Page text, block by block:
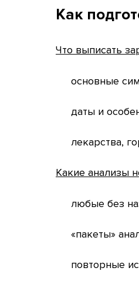
Как
Что выписать
основные
даты и
лекарства,
Какие анализы
любые без
«пакеты»
повторные